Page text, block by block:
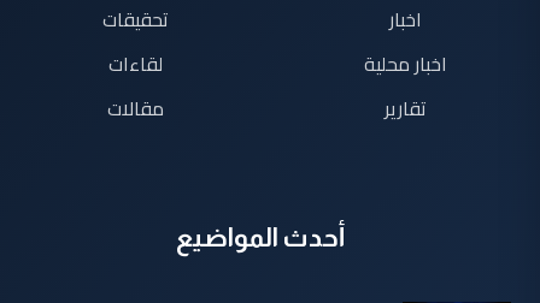
اخبار
اخبار محلية
تقارير
تحقيقات
لقاءات
مقالات
أحدث المواضيع